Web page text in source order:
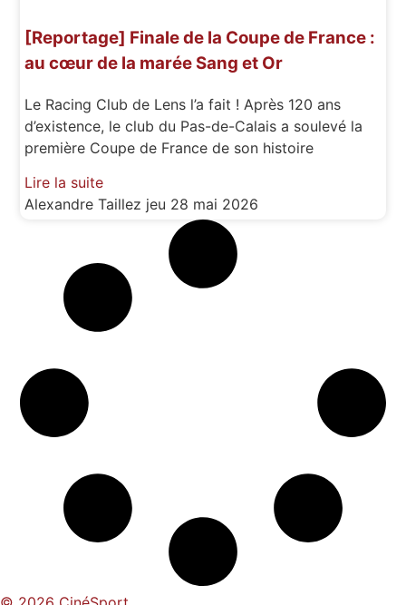
[Reportage] Finale de la Coupe de France :
au cœur de la marée Sang et Or
Le Racing Club de Lens l’a fait ! Après 120 ans
d’existence, le club du Pas-de-Calais a soulevé la
première Coupe de France de son histoire
Lire la suite
Alexandre Taillez jeu 28 mai 2026